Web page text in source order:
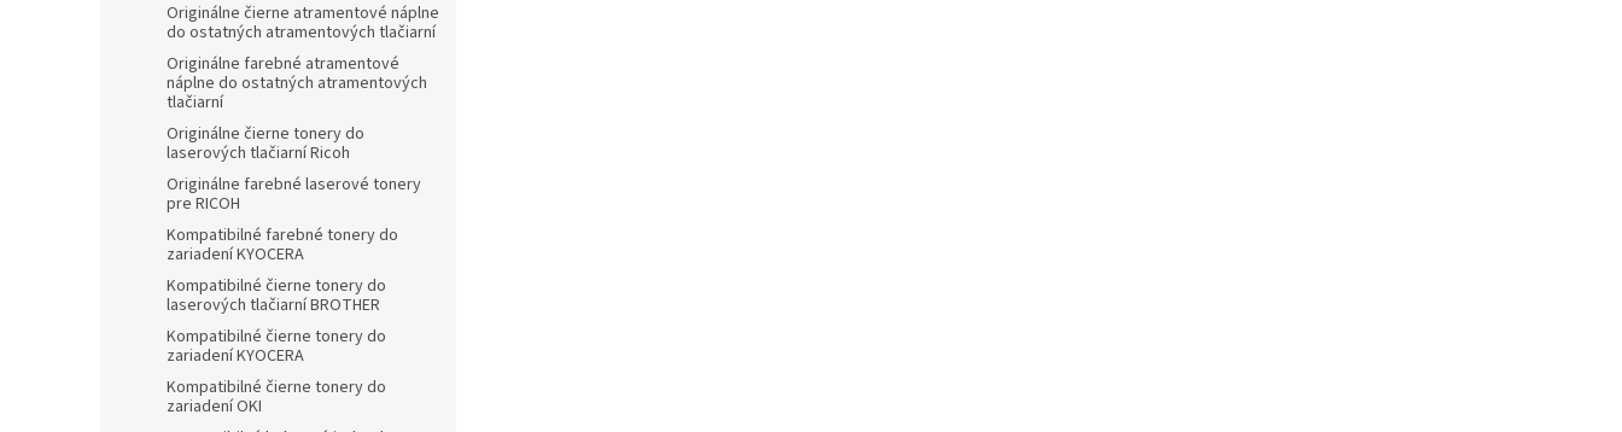
Originálne čierne atramentové náplne
do ostatných atramentových tlačiarní
Originálne farebné atramentové
náplne do ostatných atramentových
tlačiarní
Originálne čierne tonery do
laserových tlačiarní Ricoh
Originálne farebné laserové tonery
pre RICOH
Kompatibilné farebné tonery do
zariadení KYOCERA
Kompatibilné čierne tonery do
laserových tlačiarní BROTHER
Kompatibilné čierne tonery do
zariadení KYOCERA
Kompatibilné čierne tonery do
zariadení OKI